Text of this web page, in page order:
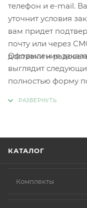
телефон и e-mail.
уточнит условия
вам придет
почту или через
доставки и
Оформление
выглядит
полностью форму
КАТАЛОГ
Комплекты